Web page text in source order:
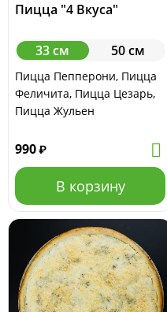
Пицца "4 Вкуса"
33 см 50 см
Пицца Пепперони, Пицца
Феличита, Пицца Цезарь,
Пицца Жульен
990₽
В корзину